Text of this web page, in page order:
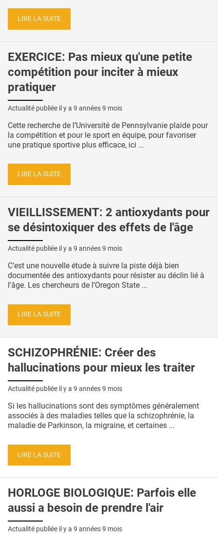
LIRE LA SUITE
EXERCICE: Pas mieux qu'une petite
compétition pour inciter à mieux
pratiquer
Actualité publiée il y a 9 années 9 mois
Cette recherche de l’Université de Pennsylvanie plaide pour
la compétition et pour le sport en équipe, pour favoriser
une pratique sportive plus efficace, ici ...
LIRE LA SUITE
VIEILLISSEMENT: 2 antioxydants pour
se désintoxiquer des effets de l'âge
Actualité publiée il y a 9 années 9 mois
C’est une nouvelle étude à suivre la piste déjà bien
documentée des antioxydants pour résister au déclin lié à
l'âge. Les chercheurs de l’Oregon State ...
LIRE LA SUITE
SCHIZOPHRÉNIE: Créer des
hallucinations pour mieux les traiter
Actualité publiée il y a 9 années 9 mois
Si les hallucinations sont des symptômes généralement
associés à des maladies telles que la schizophrénie, la
maladie de Parkinson, la migraine, et certaines ...
LIRE LA SUITE
HORLOGE BIOLOGIQUE: Parfois elle
aussi a besoin de prendre l'air
Actualité publiée il y a 9 années 9 mois